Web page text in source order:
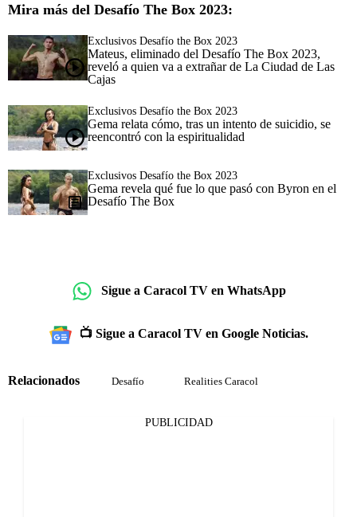
Mira más del Desafío The Box 2023:
Exclusivos Desafío the Box 2023
Mateus, eliminado del Desafío The Box 2023,
reveló a quien va a extrañar de La Ciudad de Las
Cajas
Exclusivos Desafío the Box 2023
Gema relata cómo, tras un intento de suicidio, se
reencontró con la espiritualidad
Exclusivos Desafío the Box 2023
Gema revela qué fue lo que pasó con Byron en el
Desafío The Box
Sigue a Caracol TV en WhatsApp
📺 Sigue a Caracol TV en Google Noticias.
Relacionados Desafío Realities Caracol
PUBLICIDAD